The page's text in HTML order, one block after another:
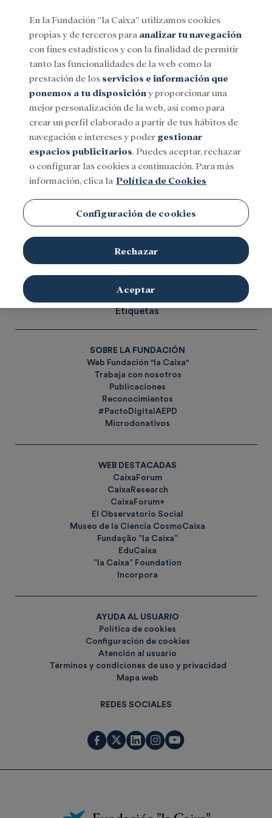
Menu
SocialInvestigación y becasCultura
Organizaciones de salud
No existen contenidos en esta categoría.
Investigación y becas
Etiquetas
SOBRE LA FUNDACIÓN
Web Fundación "la Caixa"
Trabaja con nosotros
Publicaciones
Reconocimientos
#PactoDigitalAEPD
Microdonativos
WEB DESTACADAS
CaixaForum
CaixaResearch
CaixaForum+
El Observatorio Social
Museo de la Ciencia CosmoCaixa
Fundação ”la Caixa”
EduCaixa
”la Caixa” Foundation
Incorpora
AYUDA AL USUARIO
Política de cookies
Configuración de cookies
Atención al usuario
Términos y condiciones de uso y privacidad
Mapa web
REDES SOCIALES
Fundación
En la Fundación ”la Caixa” utilizamos cookies
propias y de terceros para analizar tu navegación
con fines estadísticos y con la finalidad de permitir
tanto las funcionalidades de la web como la
prestación de los servicios e información que
ponemos a tu disposición y proporcionar una
mejor personalización de la web, así como para
crear un perfil elaborado a partir de tus hábitos de
navegación e intereses y poder gestionar
espacios publicitarios. Puedes aceptar, rechazar
o configurar las cookies a continuación. Para más
información, clica la Política de Cookies
Configuración de cookies
Rechazar
Aceptar